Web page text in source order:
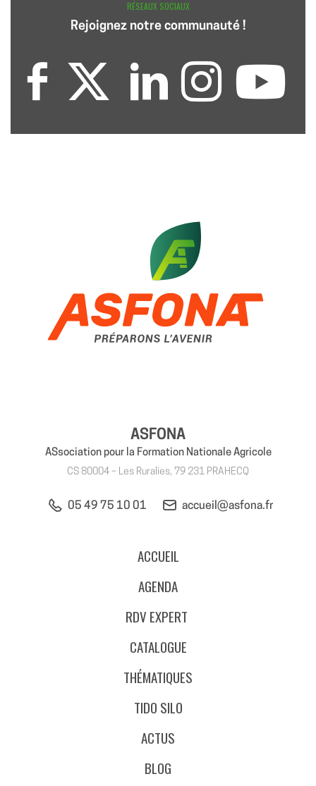
RÉSEAUX SOCIAUX
Rejoignez notre communauté !
ASFONA
ASsociation pour la Formation Nationale Agricole
CS 80004 – Les Ruralies, 79 231 PRAHECQ
05 49 75 10 01 accueil@asfona.fr
ACCUEIL
AGENDA
RDV EXPERT
CATALOGUE
THÉMATIQUES
TIDO SILO
ACTUS
BLOG